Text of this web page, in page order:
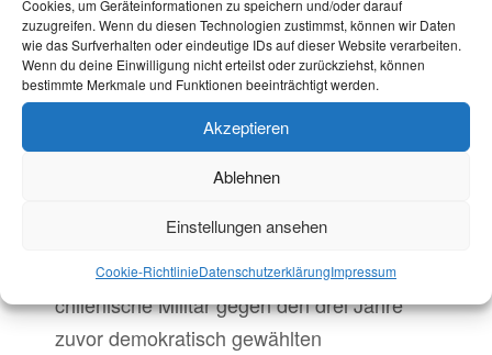
Cookies, um Geräteinformationen zu speichern und/oder darauf
zuzugreifen. Wenn du diesen Technologien zustimmst, können wir Daten
wie das Surfverhalten oder eindeutige IDs auf dieser Website verarbeiten.
Wenn du deine Einwilligung nicht erteilst oder zurückziehst, können
bestimmte Merkmale und Funktionen beeinträchtigt werden.
Akzeptieren
Ablehnen
Einstellungen ansehen
Cookie-RichtlinieDatenschutzerklärungImpressum
Frauenfußball zwei Jahre zuvor verboten
hatte. Im...
mehr lesen
On this day in history:
Putsch in Chile
Sep. 11, 2023|Politische Bildung
Heute vor 50 Jahren putschte das
chilenische Militär gegen den drei Jahre
zuvor demokratisch gewählten